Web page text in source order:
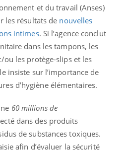
et du travail (Anses)
les résultats de nouvelles
intimes. Si l’agence conclut
dans les tampons, les
ou les protège-slips et les
insiste sur l’importance de
d’hygiène élémentaires.
60 millions de
dans des produits
de substances toxiques.
afin d’évaluer la sécurité